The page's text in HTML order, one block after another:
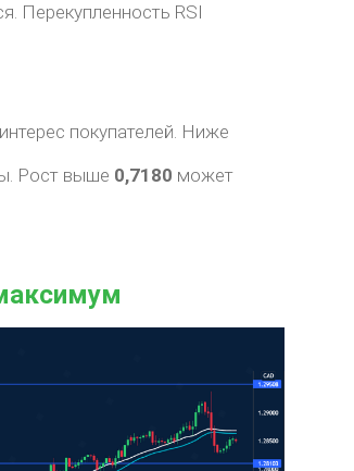
Перекупленность RSI
покупателей. Ниже
Рост выше 0,7180 может